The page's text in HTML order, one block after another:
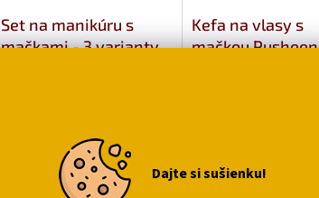
Dajte si sušienku!
Set na manikúru s
mačkami - 3 varianty
Kefa na vlasy s
mačkou Pusheen
Podobné (8)